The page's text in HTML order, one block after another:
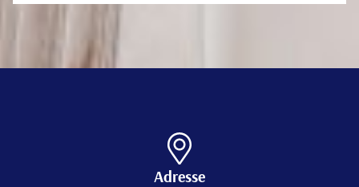
Adresse